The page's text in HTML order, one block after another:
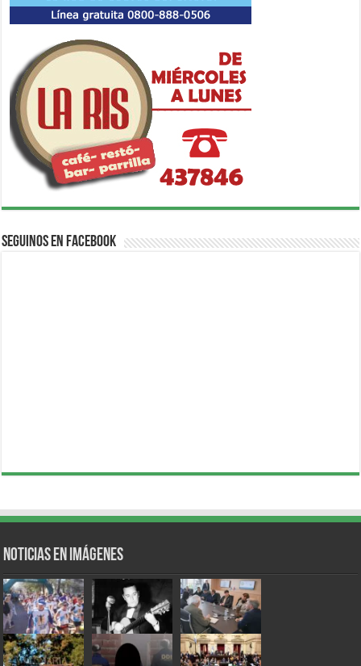
Seguinos en Facebook
Noticias en Imágenes